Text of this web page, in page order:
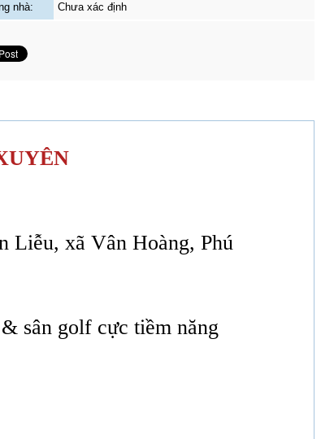
nhà: Chưa xác định
Liễu, xã Vân Hoàng, Phú
sân golf cực tiềm năng